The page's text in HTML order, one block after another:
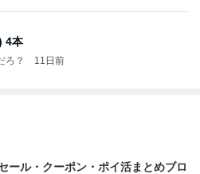
4本
ろ？ 11日前
ール・クーポン・ポイ活まとめブロ